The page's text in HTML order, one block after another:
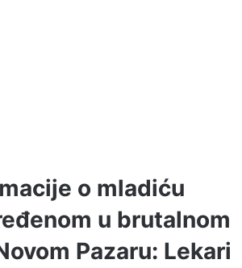
o mladiću
u brutalnom
Pazaru: Lekari